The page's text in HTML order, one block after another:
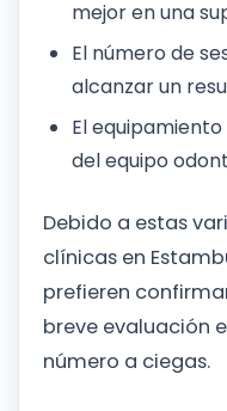
mejor en una
El número de
alcanzar un
El
del equipo
Debido a estas
clínicas en
prefieren
breve evaluación
número a ciegas.